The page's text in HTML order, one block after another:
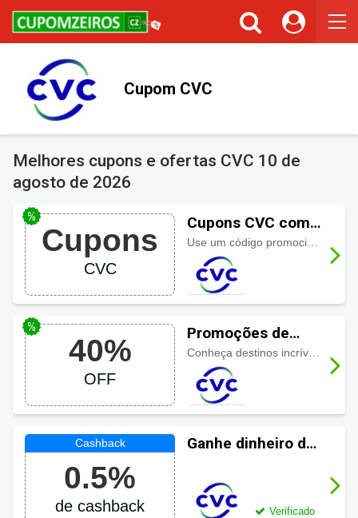
Cupons ou Cashback
Você gostaria de ser avisado sempre que tivermos cupons ou
cashback incríveis?
Não permitir
Cupom CVC
Melhores cupons e ofertas CVC 10 de
agosto de 2026
Cupons
CVC
Cupons CVC com
até 25% de
desconto
40%
OFF
Promoções de
Pacotes CVC com
até 40% OFF
0.5%
de cashback
Ganhe dinheiro de
compras CVC
Verificado